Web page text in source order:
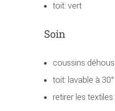
toit: vert
Soin
coussins
toit: lavable à 30°
retirer les